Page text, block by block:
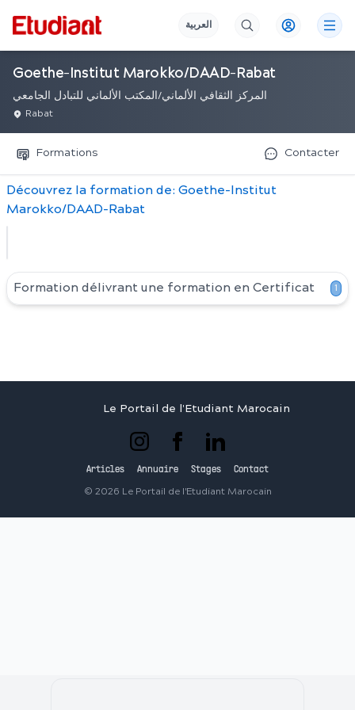
العربية
Goethe-Institut Marokko/DAAD-Rabat
المركز الثقافي الألماني/المكتب الألماني للتبادل الجامعي
Rabat
Formations Contacter
Découvrez la formation de: Goethe-Institut
Marokko/DAAD-Rabat
Formation délivrant une formation en Certificat 1
Le Portail de l'Etudiant Marocain
Articles Annuaire Stages Contact
© 2026 Le Portail de l'Etudiant Marocain